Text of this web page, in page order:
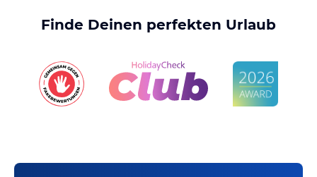
Finde Deinen perfekten Urlaub